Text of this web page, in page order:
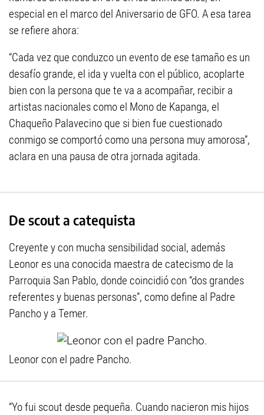
especial en el marco del Aniversario de GFO. A esa tarea
se refiere ahora:
“Cada vez que conduzco un evento de ese tamaño es un
desafío grande, el ida y vuelta con el público, acoplarte
bien con la persona que te va a acompañar, recibir a
artistas nacionales como el Mono de Kapanga, el
Chaqueño Palavecino que si bien fue cuestionado
conmigo se comportó como una persona muy amorosa”,
aclara en una pausa de otra jornada agitada.
De scout a catequista
Creyente y con mucha sensibilidad social, además
Leonor es una conocida maestra de catecismo de la
Parroquia San Pablo, donde coincidió con “dos grandes
referentes y buenas personas”, como define al Padre
Pancho y a Temer.
Leonor con el padre Pancho.
“Yo fui scout desde pequeña. Cuando nacieron mis hijos